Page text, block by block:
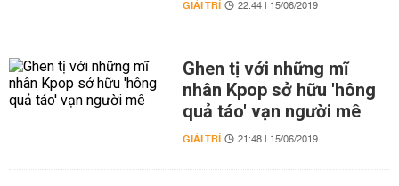
GIẢI TRÍ 22:44 | 15/06/2019
Ghen tị với những mĩ
nhân Kpop sở hữu 'hông
quả táo' vạn người mê
GIẢI TRÍ 21:48 | 15/06/2019